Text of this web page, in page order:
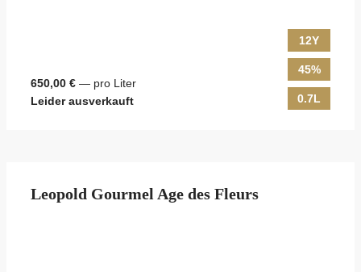
650,00 € — pro Liter
Leider ausverkauft
12Y
45%
0.7L
Leopold Gourmel Age des Fleurs